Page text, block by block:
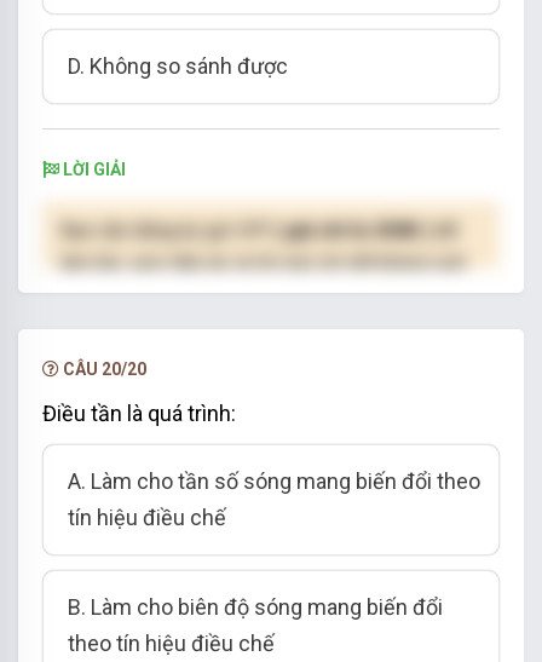
D. Không so sánh được
LỜI GIẢI
( giá chỉ từ 250K )
hạn.
CÂU 20/20
Điều tần là quá trình:
A. Làm cho tần số sóng mang biến đổi theo
tín hiệu điều chế
B. Làm cho biên độ sóng mang biến đổi
theo tín hiệu điều chế